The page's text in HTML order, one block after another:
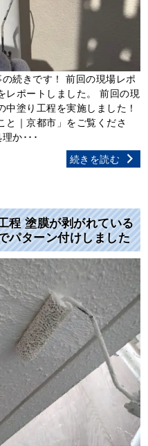
続きです！ 前回の現場レポ
レポートしました。 前回の現
塗り工程を実施しました！
と｜京都市」をご覧くださ
か･･･
続きを読む
程 塗膜が剥がれている
パターン付けしました